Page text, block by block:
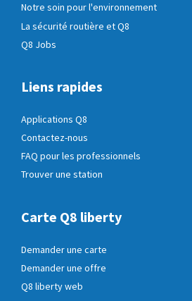
Notre soin pour l'environnement
La sécurité routière et Q8
Q8 Jobs
Liens rapides
Applications Q8
Contactez-nous
FAQ pour les professionnels
Trouver une station
Carte Q8 liberty
Demander une carte
Demander une offre
Q8 liberty web